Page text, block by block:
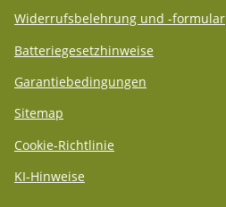
Widerrufsbelehrung und -formular
Batteriegesetzhinweise
Garantiebedingungen
Sitemap
Cookie-Richtlinie
KI-Hinweise